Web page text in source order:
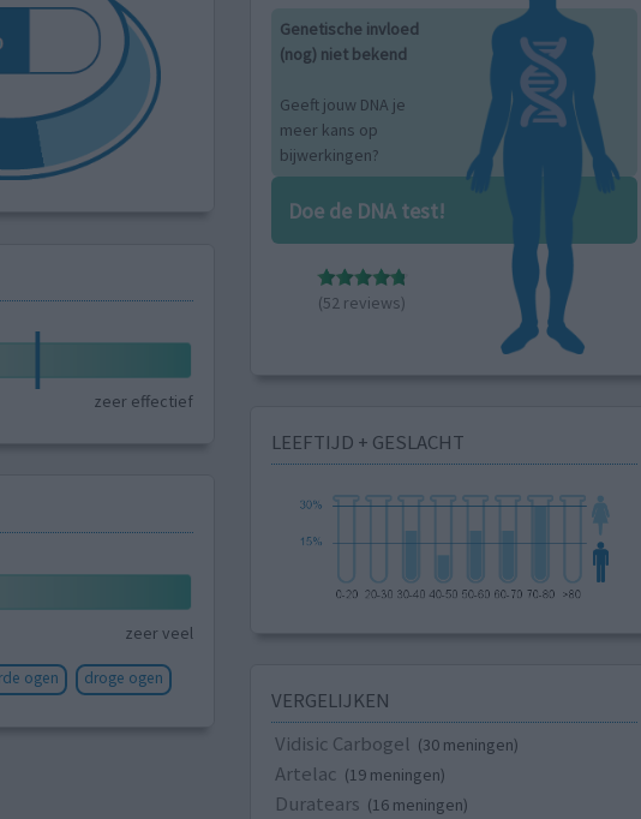
zeer effectief
zeer veel
ogen droge ogen
Genetische invloed
(nog) niet bekend
Geeft jouw DNA je
meer kans op
bijwerkingen?
Doe de DNA test!
(52 reviews)
LEEFTIJD + GESLACHT
VERGELIJKEN
Vidisic Carbogel (30 meningen)
Artelac (19 meningen)
Duratears (16 meningen)